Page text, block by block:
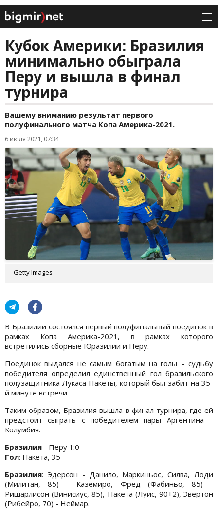
Кубок Америки: Бразилия
минимально обыграла
Перу и вышла в финал
турнира
Вашему вниманию результат первого
полуфинального матча Копа Америка-2021.
6 июля 2021, 07:34
Getty Images
В Бразилии состоялся первый полуфинальный поединок в
рамках Копа Америка-2021, в рамках которого
встретились сборные Юразилии и Перу.
Поединок выдался не самым богатым на голы – судьбу
победителя определил единственный гол бразильского
полузащитника Лукаса Пакеты, который был забит на 35-
й минуте встречи.
Таким образом, Бразилия вышла в финал турнира, где ей
предстоит сыграть с победителем пары Аргентина –
Колумбия.
Бразилия - Перу 1:0
Гол: Пакета, 35
Бразилия: Эдерсон - Данило, Маркиньос, Силва, Лоди
(Милитан, 85) - Каземиро, Фред (Фабиньо, 85) -
Ришарлисон (Винисиус, 85), Пакета (Луис, 90+2), Эвертон
(Рибейро, 70) - Неймар.